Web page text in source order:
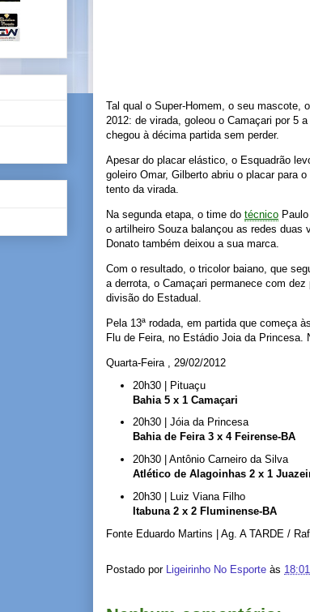
Tal qual o Super-Homem, o seu mascote, o
2012: de virada, goleou o Camaçari por 5
chegou à décima partida sem perder.
Apesar do placar elástico, o Esquadrão
goleiro Omar, Gilberto abriu o placar para
tento da virada.
Na segunda etapa, o time do técnico
o artilheiro Souza balançou as redes duas
Donato também deixou a sua marca.
Com o resultado, o tricolor baiano, que
a derrota, o Camaçari permanece com
divisão do Estadual.
Pela 13ª rodada, em partida que começa
Flu de Feira, no Estádio Joia da Princesa.
Quarta-Feira , 29/02/2012
20h30 | Pituaçu
Bahia 5 x 1 Camaçari
20h30 | Jóia da Princesa
Bahia de Feira 3 x 4 Feirense-BA
20h30 | Antônio Carneiro da Silva
Atlético de Alagoinhas 2 x 1
20h30 | Luiz Viana Filho
Itabuna 2 x 2 Fluminense-BA
Fonte Eduardo Martins | Ag. A TARDE /
Postado por Ligeirinho No Esporte às 18:01